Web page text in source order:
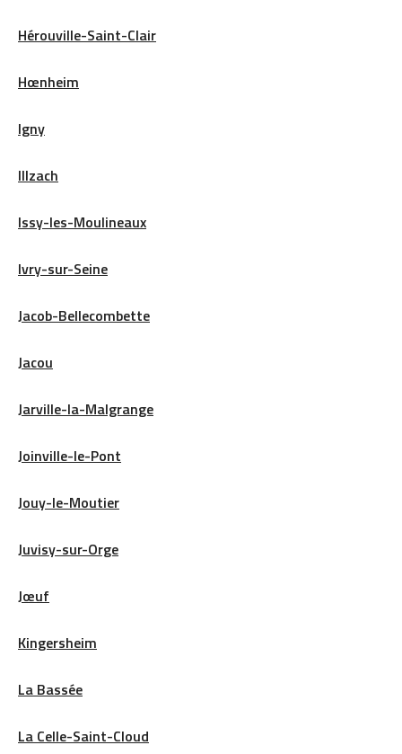
Hérouville-Saint-Clair
Hœnheim
Igny
Illzach
Issy-les-Moulineaux
Ivry-sur-Seine
Jacob-Bellecombette
Jacou
Jarville-la-Malgrange
Joinville-le-Pont
Jouy-le-Moutier
Juvisy-sur-Orge
Jœuf
Kingersheim
La Bassée
La Celle-Saint-Cloud